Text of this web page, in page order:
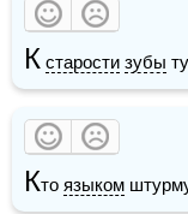
К старости зубы
Кто языком